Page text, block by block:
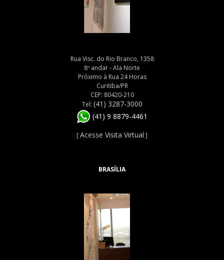
Rua Visc. do Rio Branco, 1358
8º andar - Ala Norte
Próximo à Rua 24 Horas
Curitiba/PR
CEP: 80420-210
Tel: (41) 3287-3000
(41) 9 8879-4461
[Acesse Visita Virtual ]
BRASÍLIA